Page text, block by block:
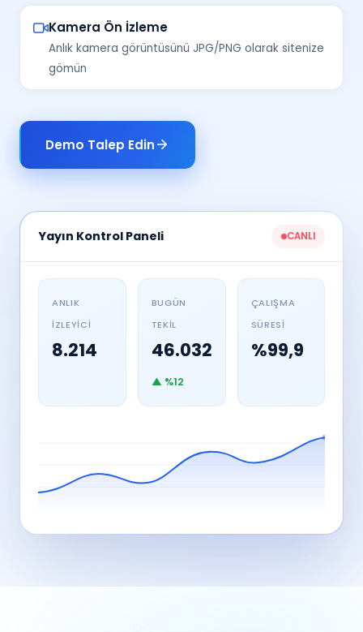
Kamera Ön İzleme
Anlık kamera görüntüsünü JPG/PNG olarak sitenize
gömün
Demo Talep Edin
Yayın Kontrol Paneli CANLI
ANLIK
İZLEYICI
8.214
BUGÜN
TEKIL
46.032
▲ %12
ÇALIŞMA
SÜRESI
%99,9